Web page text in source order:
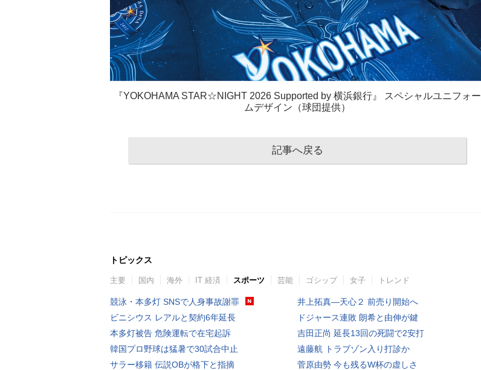
『YOKOHAMA STAR☆NIGHT 2026 Supported by 横浜銀行』 スペシャルユニフォー
ムデザイン（球団提供）
記事へ戻る
トピックス
主要 国内 海外 IT 経済 スポーツ 芸能 ゴシップ 女子 トレンド
競泳・本多灯 SNSで人身事故謝罪
ビニシウス レアルと契約6年延長
本多灯被告 危険運転で在宅起訴
韓国プロ野球は猛暑で30試合中止
サラー移籍 伝説OBが格下と指摘
井上拓真―天心２ 前売り開始へ
ドジャース連敗 朗希と由伸が鍵
吉田正尚 延長13回の死闘で2安打
遠藤航 トラブゾン入り打診か
菅原由勢 今も残るW杯の虚しさ